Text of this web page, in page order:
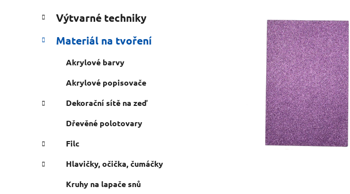
P
o
s
n
a
e
Přeskočit
kategorie
a
e
e
Výtvarné techniky
Materiál na tvoření
Akrylové barvy
Akrylové popisovače
Dekorační sítě na zeď
Dřevěné polotovary
Filc
Hlavičky, očička, čumáčky
Kruhy na lapače snů